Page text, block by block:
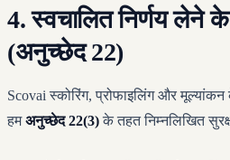
4. स्वचालित निर्णय लेने के
(अनुच्छेद 22)
Scovai स्कोरिंग, प्रोफाइलिंग और
हमअनुच्छेद 22(3)के तहत निम्नलिखित